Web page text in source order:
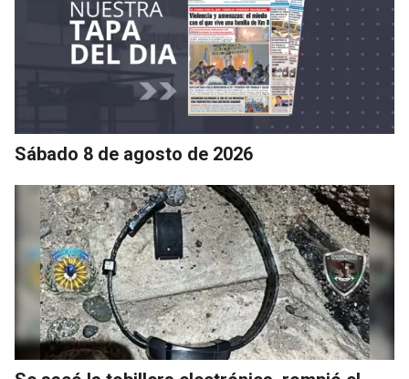
Sábado 8 de agosto de 2026